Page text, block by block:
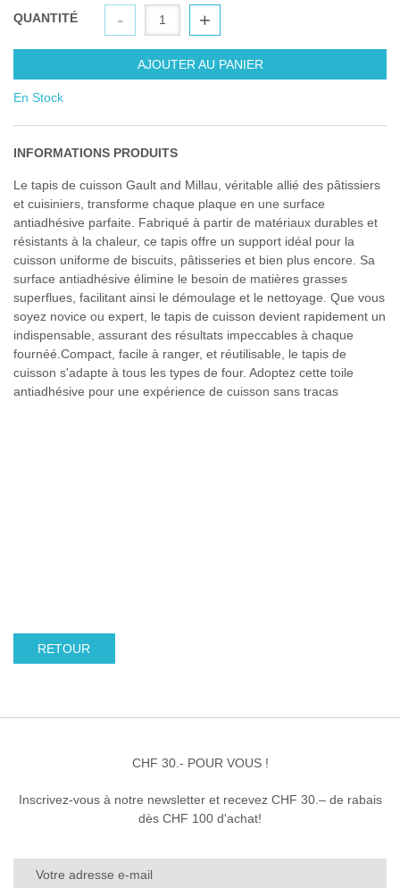
QUANTITÉ - +
AJOUTER AU PANIER
En Stock
INFORMATIONS PRODUITS
Le tapis de cuisson Gault and Millau, véritable allié des pâtissiers
et cuisiniers, transforme chaque plaque en une surface
antiadhésive parfaite. Fabriqué à partir de matériaux durables et
résistants à la chaleur, ce tapis offre un support idéal pour la
cuisson uniforme de biscuits, pâtisseries et bien plus encore. Sa
surface antiadhésive élimine le besoin de matières grasses
superflues, facilitant ainsi le démoulage et le nettoyage. Que vous
soyez novice ou expert, le tapis de cuisson devient rapidement un
indispensable, assurant des résultats impeccables à chaque
fournéé.Compact, facile à ranger, et réutilisable, le tapis de
cuisson s'adapte à tous les types de four. Adoptez cette toile
antiadhésive pour une expérience de cuisson sans tracas
RETOUR
CHF 30.- POUR VOUS !
Inscrivez-vous à notre newsletter et recevez CHF 30.– de rabais
dès CHF 100 d'achat!